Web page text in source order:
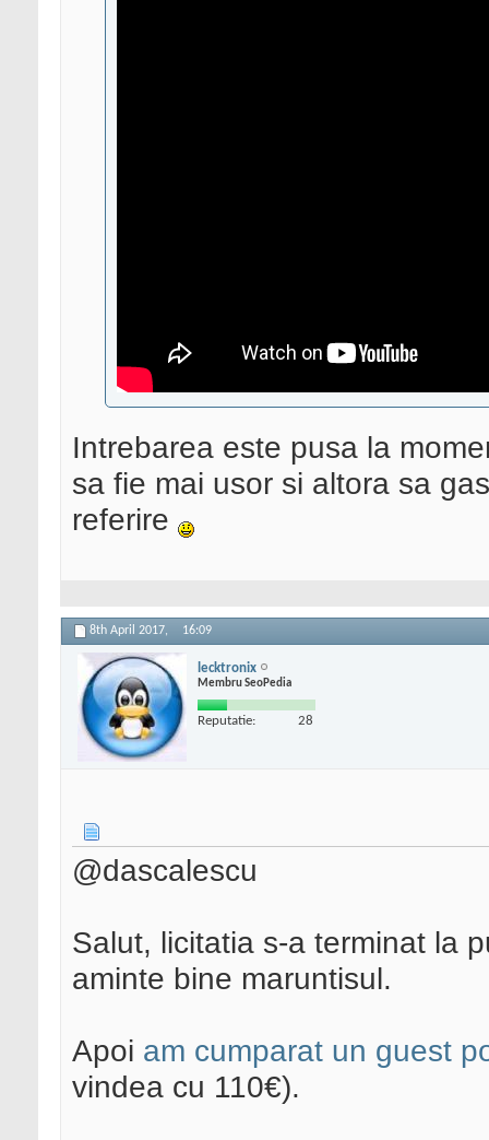
Intrebarea este pusa la
sa fie mai usor si altora sa
referire
8th April 2017, 16:09
lecktronix
Membru SeoPedia
Reputatie: 28
@dascalescu
Salut, licitatia s-a terminat la
aminte bine maruntisul.
Apoi am cumparat un guest
vindea cu 110€).